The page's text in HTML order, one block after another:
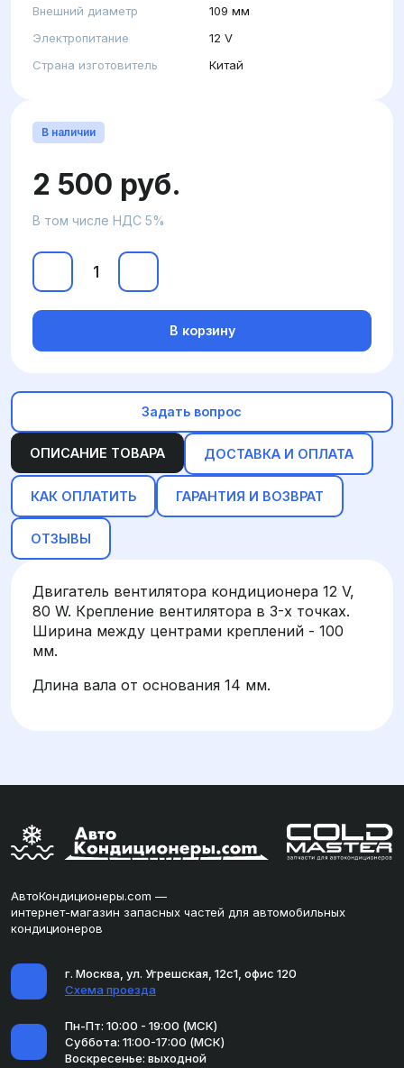
Внешний диаметр
109 мм
Электропитание
12 V
Страна изготовитель
Китай
ОПИСАНИЕ ТОВАРА ДОСТАВКА И ОПЛАТА
КАК ОПЛАТИТЬ ГАРАНТИЯ И ВОЗВРАТ
ОТЗЫВЫ
Двигатель вентилятора кондиционера 12 V,
80 W. Крепление вентилятора в 3-х точках.
Ширина между центрами креплений - 100
мм.
Длина вала от основания 14 мм.
В наличии
2 500 руб.
В том числе НДС 5%
В корзину
Задать вопрос
АвтоКондиционеры.com —
интернет-магазин запасных частей для автомобильных
кондиционеров
г. Москва, ул. Угрешская, 12с1, офис 120
Схема проезда
Пн-Пт: 10:00 - 19:00 (МСК)
Суббота: 11:00-17:00 (МСК)
Воскресенье: выходной